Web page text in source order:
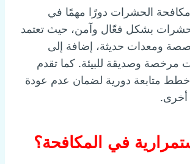
الحشرات دورًا مهمًا في
بشكل فعّال وآمن، حيث تعتمد
ومعدات حديثة، إضافة إلى
مرخصة وصديقة للبيئة. كما تقدم
متابعة دورية لضمان عدم عودة
في المكافحة؟